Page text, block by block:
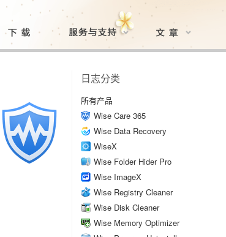
日志分类
所有产品
Wise Care 365
Wise Data Recovery
WiseX
Wise Folder Hider Pro
Wise ImageX
Wise Registry Cleaner
Wise Disk Cleaner
Wise Memory Optimizer